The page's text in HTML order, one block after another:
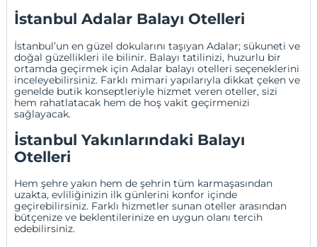
İstanbul Adalar Balayı Otelleri
İstanbul’un en güzel dokularını taşıyan Adalar; sükuneti ve
doğal güzellikleri ile bilinir. Balayı tatilinizi, huzurlu bir
ortamda geçirmek için Adalar balayı otelleri seçeneklerini
inceleyebilirsiniz. Farklı mimari yapılarıyla dikkat çeken ve
genelde butik konseptleriyle hizmet veren oteller, sizi
hem rahatlatacak hem de hoş vakit geçirmenizi
sağlayacak.
İstanbul Yakınlarındaki Balayı
Otelleri
Hem şehre yakın hem de şehrin tüm karmaşasından
uzakta, evliliğinizin ilk günlerini konfor içinde
geçirebilirsiniz. Farklı hizmetler sunan oteller arasından
bütçenize ve beklentilerinize en uygun olanı tercih
edebilirsiniz.